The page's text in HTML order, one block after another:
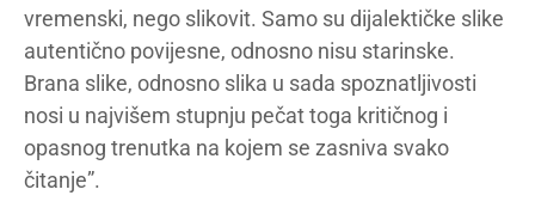
vremenski, nego slikovit. Samo su dijalektičke slike
autentično povijesne, odnosno nisu starinske.
Brana slike, odnosno slika u sada spoznatljivosti
nosi u najvišem stupnju pečat toga kritičnog i
opasnog trenutka na kojem se zasniva svako
čitanje”.